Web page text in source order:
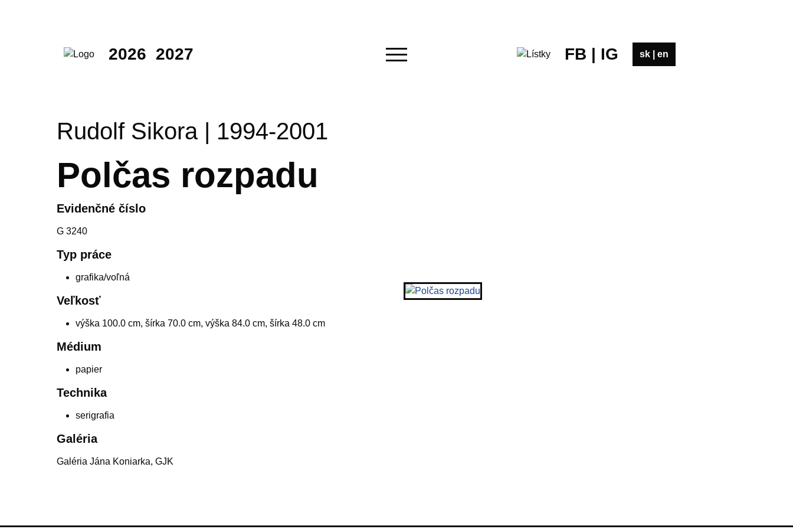
2026 2027 FB | IG sk en
Rudolf Sikora | 1994-2001
Polčas rozpadu
Evidenčné číslo
G 3240
Typ práce
grafika/voľná
Veľkosť
výška 100.0 cm, šírka 70.0 cm, výška 84.0 cm, šírka 48.0 cm
Médium
papier
Technika
serigrafia
Galéria
Galéria Jána Koniarka, GJK